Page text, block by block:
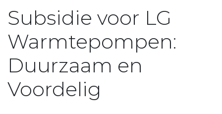
Subsidie voor LG
Warmtepompen:
Duurzaam en
Voordelig